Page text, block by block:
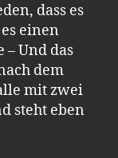
dass es
einen
– Und das
dem
mit zwei
steht eben